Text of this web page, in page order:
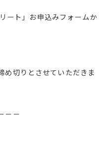
ート」お申込みフォームか
切りとさせていただきま
－－